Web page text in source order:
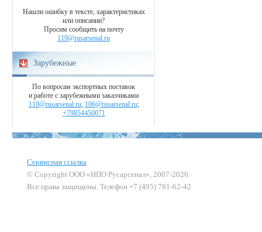
Нашли ошибку в тексте, характеристиках
или описании?
Просим сообщить на почту
119@rusarsenal.ru
Зарубежные
По вопросам экспортных поставок
и работе с зарубежными заказчиками
110@rusarsenal.ru, 106@rusarsenal.ru;
+79854450071
Сервисная ссылка
© Copyright ООО «НПО Русарсенал», 2007-2026.
Все права защищены. Телефон +7 (495) 781-62-42